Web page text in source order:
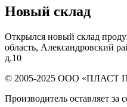
Новый склад
Открылся новый склад
область, Александровский
д.10
© 2005-2025 ООО «ПЛАСТ
Производитель оставляет за